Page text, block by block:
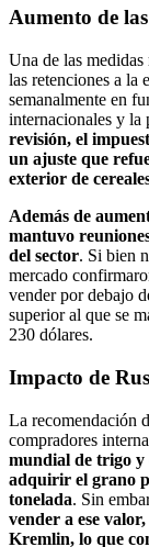
Aumento de
Una de las
las retenciones a la
semanalmente en
internacionales y la
revisión, el
un ajuste que
exterior de
Además de
mantuvo
del sector. Si bien
mercado
vender por debajo
superior al que se
230 dólares.
Impacto de
La recomendación
compradores
mundial de trigo y
adquirir el grano
tonelada. Sin
vender a ese
Kremlin, lo que